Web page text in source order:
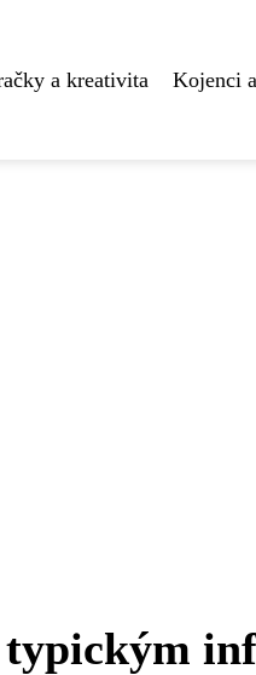
a kreativita Kojenci